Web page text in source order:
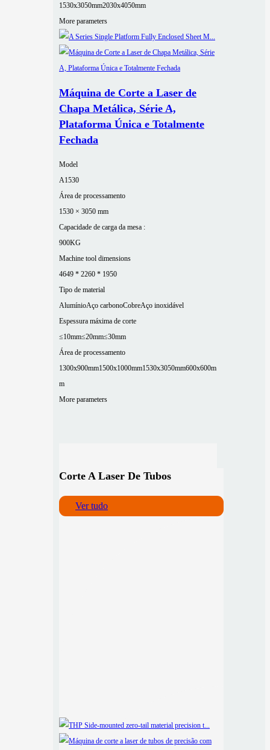
1530x3050mm2030x4050mm
More parameters
Máquina de Corte a Laser de
Chapa Metálica, Série A,
Plataforma Única e Totalmente
Fechada
Model
A1530
Área de processamento
1530 × 3050 mm
Capacidade de carga da mesa :
900KG
Machine tool dimensions
4649 * 2260 * 1950
Tipo de material
AlumínioAço carbonoCobreAço inoxidável
Espessura máxima de corte
≤10mm≤20mm≤30mm
Área de processamento
1300x900mm1500x1000mm1530x3050mm600x600m
m
More parameters
Corte A Laser De Tubos
Ver tudo